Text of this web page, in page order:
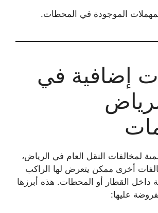
الموجودة في المحطات.
إضافية في
لمخالفات النقل العام في الرياض،
أخرى ممكن يتعرض لها الراكب
داخل القطار أو المحطات. هذه أبرزها
عليها: